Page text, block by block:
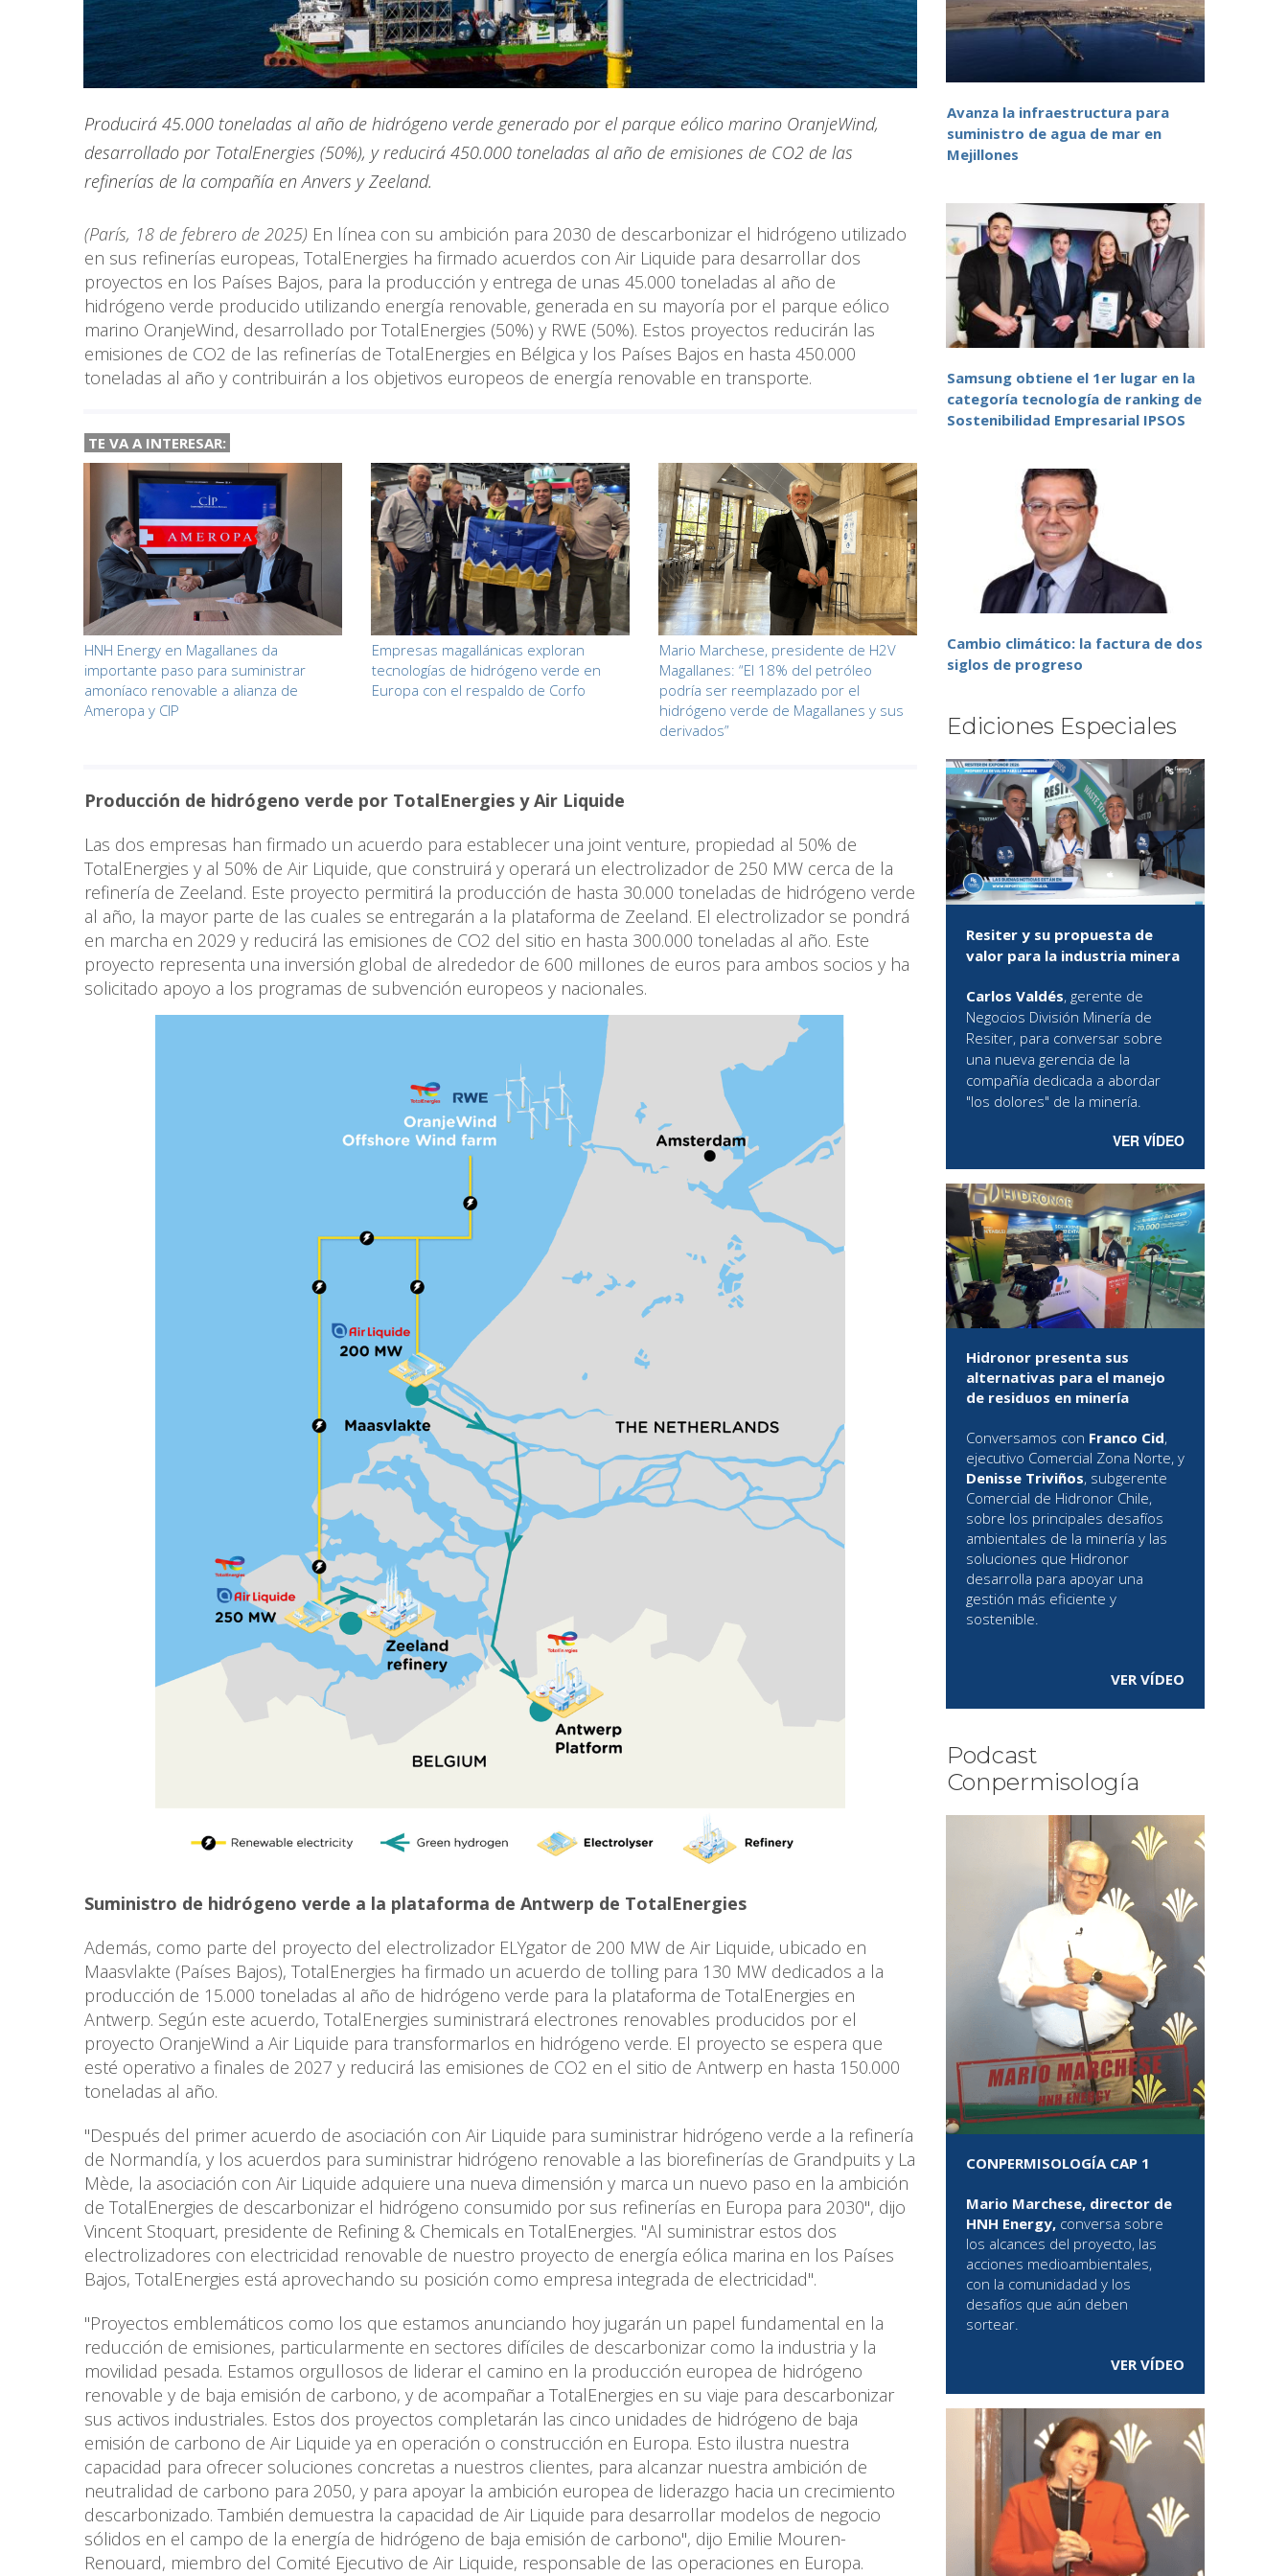
Producirá 45.000 toneladas al año de hidrógeno verde generado por el parque eólico marino OranjeWind,
desarrollado por TotalEnergies (50%), y reducirá 450.000 toneladas al año de emisiones de CO2 de las
refinerías de la compañía en Anvers y Zeeland.
(París, 18 de febrero de 2025) En línea con su ambición para 2030 de descarbonizar el hidrógeno utilizado
en sus refinerías europeas, TotalEnergies ha firmado acuerdos con Air Liquide para desarrollar dos
proyectos en los Países Bajos, para la producción y entrega de unas 45.000 toneladas al año de
hidrógeno verde producido utilizando energía renovable, generada en su mayoría por el parque eólico
marino OranjeWind, desarrollado por TotalEnergies (50%) y RWE (50%). Estos proyectos reducirán las
emisiones de CO2 de las refinerías de TotalEnergies en Bélgica y los Países Bajos en hasta 450.000
toneladas al año y contribuirán a los objetivos europeos de energía renovable en transporte.
TE VA A INTERESAR:
HNH Energy en Magallanes da
importante paso para suministrar
amoníaco renovable a alianza de
Ameropa y CIP
Empresas magallánicas exploran
tecnologías de hidrógeno verde en
Europa con el respaldo de Corfo
Mario Marchese, presidente de H2V
Magallanes: “El 18% del petróleo
podría ser reemplazado por el
hidrógeno verde de Magallanes y sus
derivados”
Producción de hidrógeno verde por TotalEnergies y Air Liquide
Las dos empresas han firmado un acuerdo para establecer una joint venture, propiedad al 50% de
TotalEnergies y al 50% de Air Liquide, que construirá y operará un electrolizador de 250 MW cerca de la
refinería de Zeeland. Este proyecto permitirá la producción de hasta 30.000 toneladas de hidrógeno verde
al año, la mayor parte de las cuales se entregarán a la plataforma de Zeeland. El electrolizador se pondrá
en marcha en 2029 y reducirá las emisiones de CO2 del sitio en hasta 300.000 toneladas al año. Este
proyecto representa una inversión global de alrededor de 600 millones de euros para ambos socios y ha
solicitado apoyo a los programas de subvención europeos y nacionales.
Suministro de hidrógeno verde a la plataforma de Antwerp de TotalEnergies
Además, como parte del proyecto del electrolizador ELYgator de 200 MW de Air Liquide, ubicado en
Maasvlakte (Países Bajos), TotalEnergies ha firmado un acuerdo de tolling para 130 MW dedicados a la
producción de 15.000 toneladas al año de hidrógeno verde para la plataforma de TotalEnergies en
Antwerp. Según este acuerdo, TotalEnergies suministrará electrones renovables producidos por el
proyecto OranjeWind a Air Liquide para transformarlos en hidrógeno verde. El proyecto se espera que
esté operativo a finales de 2027 y reducirá las emisiones de CO2 en el sitio de Antwerp en hasta 150.000
toneladas al año.
"Después del primer acuerdo de asociación con Air Liquide para suministrar hidrógeno verde a la refinería
de Normandía, y los acuerdos para suministrar hidrógeno renovable a las biorefinerías de Grandpuits y La
Mède, la asociación con Air Liquide adquiere una nueva dimensión y marca un nuevo paso en la ambición
de TotalEnergies de descarbonizar el hidrógeno consumido por sus refinerías en Europa para 2030", dijo
Vincent Stoquart, presidente de Refining & Chemicals en TotalEnergies. "Al suministrar estos dos
electrolizadores con electricidad renovable de nuestro proyecto de energía eólica marina en los Países
Bajos, TotalEnergies está aprovechando su posición como empresa integrada de electricidad".
"Proyectos emblemáticos como los que estamos anunciando hoy jugarán un papel fundamental en la
reducción de emisiones, particularmente en sectores difíciles de descarbonizar como la industria y la
movilidad pesada. Estamos orgullosos de liderar el camino en la producción europea de hidrógeno
renovable y de baja emisión de carbono, y de acompañar a TotalEnergies en su viaje para descarbonizar
sus activos industriales. Estos dos proyectos completarán las cinco unidades de hidrógeno de baja
emisión de carbono de Air Liquide ya en operación o construcción en Europa. Esto ilustra nuestra
capacidad para ofrecer soluciones concretas a nuestros clientes, para alcanzar nuestra ambición de
neutralidad de carbono para 2050, y para apoyar la ambición europea de liderazgo hacia un crecimiento
descarbonizado. También demuestra la capacidad de Air Liquide para desarrollar modelos de negocio
sólidos en el campo de la energía de hidrógeno de baja emisión de carbono", dijo Emilie Mouren-
Renouard, miembro del Comité Ejecutivo de Air Liquide, responsable de las operaciones en Europa.
Avanza la infraestructura para
suministro de agua de mar en
Mejillones
Samsung obtiene el 1er lugar en la
categoría tecnología de ranking de
Sostenibilidad Empresarial IPSOS
Cambio climático: la factura de dos
siglos de progreso
Ediciones Especiales
Resiter y su propuesta de
valor para la industria minera
Carlos Valdés, gerente de
Negocios División Minería de
Resiter, para conversar sobre
una nueva gerencia de la
compañía dedicada a abordar
"los dolores" de la minería.
VER VÍDEO
Hidronor presenta sus
alternativas para el manejo
de residuos en minería
Conversamos con Franco Cid,
ejecutivo Comercial Zona Norte, y
Denisse Triviños, subgerente
Comercial de Hidronor Chile,
sobre los principales desafíos
ambientales de la minería y las
soluciones que Hidronor
desarrolla para apoyar una
gestión más eficiente y
sostenible.
VER VÍDEO
Podcast
Conpermisología
CONPERMISOLOGÍA CAP 1
Mario Marchese, director de
HNH Energy, conversa sobre
los alcances del proyecto, las
acciones medioambientales,
con la comunidadad y los
desafíos que aún deben
sortear.
VER VÍDEO